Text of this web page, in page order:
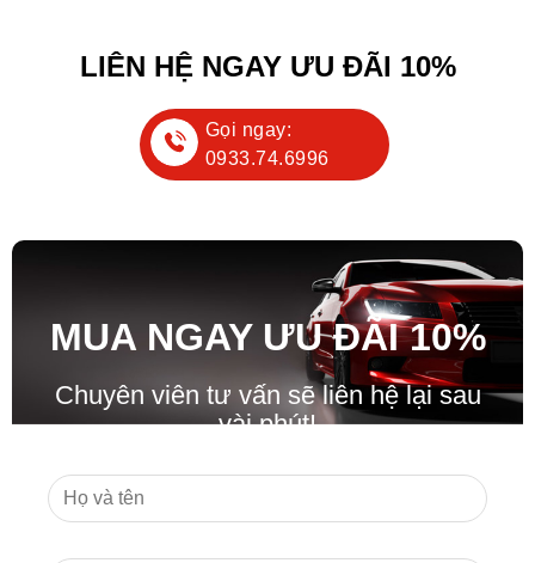
LIÊN HỆ NGAY ƯU ĐÃI 10%
Gọi ngay:
0933.74.6996
MUA NGAY ƯU ĐÃI10%
Chuyên viên tư vấn sẽ liên hệ lại sau
vài phút!